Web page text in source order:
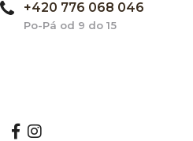
+420 776 068 046
Po-Pá od 9 do 15